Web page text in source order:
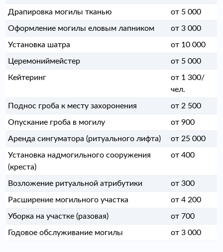
Драпировка могилы тканью от 5 000
Оформление могилы еловым лапником от 3 000
Установка шатра от 10 000
Церемониймейстер от 5 000
Кейтеринг
от 1 300/
чел.
Поднос гроба к месту захоронения от 2 500
Опускание гроба в могилу от 900
Аренда сингуматора (ритуального лифта) от 25 000
Установка надмогильного сооружения
(креста)
от 400
Возложение ритуальной атрибутики от 300
Расширение могильного участка от 4 200
Уборка на участке (разовая) от 700
Годовое обслуживание могилы от 3 000